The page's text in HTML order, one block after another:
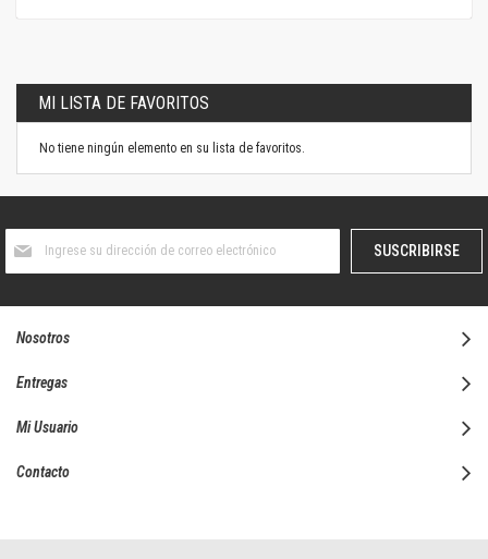
MI LISTA DE FAVORITOS
No tiene ningún elemento en su lista de favoritos.
boletín
SUSCRIBIRSE
Nosotros
Entregas
Mi Usuario
Contacto